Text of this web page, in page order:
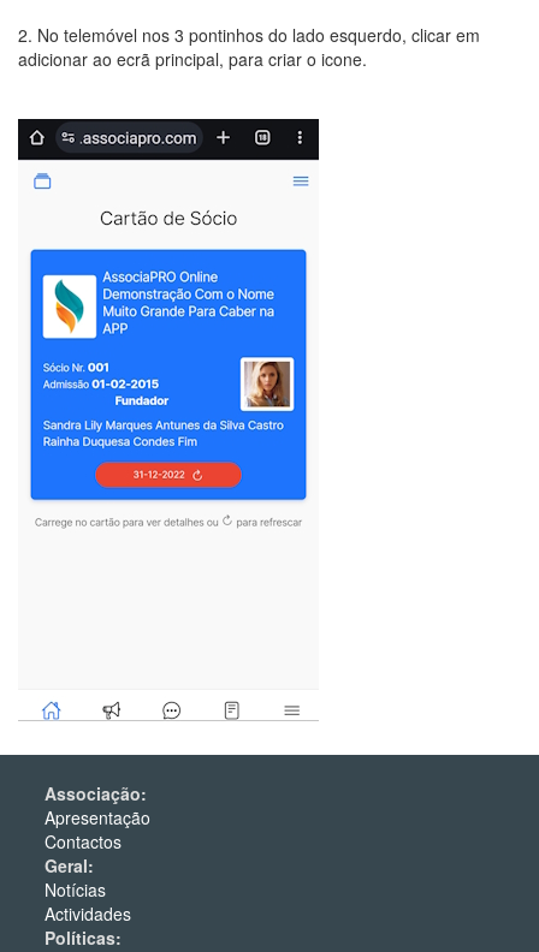
2. No telemóvel nos 3 pontinhos do lado esquerdo, clicar em
adicionar ao ecrã principal, para criar o icone.
Associação:
Apresentação
Contactos
Geral:
Notícias
Actividades
Políticas: